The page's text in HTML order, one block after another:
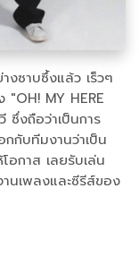
ซาบซึ้งแล้ว เร็วๆ
MY HERE
ซึ่งถือว่าเป็นการ
กับทีมงานว่าเป็น
อกาส เลยรับเล่น
นเพลงและซีรีส์ของ